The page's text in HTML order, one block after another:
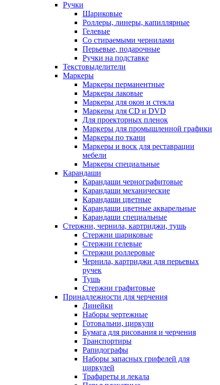
Ручки
Шариковые
Роллеры, линеры, капиллярные
Гелевые
Со стираемыми чернилами
Перьевые, подарочные
Ручки на подставке
Текстовыделители
Маркеры
Маркеры перманентные
Маркеры лаковые
Маркеры для окон и стекла
Маркеры для CD и DVD
Для проекторных пленок
Маркеры для промышленной графики
Маркеры по ткани
Маркеры и воск для реставрации
мебели
Маркеры специальные
Карандаши
Карандаши чернографитовые
Карандаши механические
Карандаши цветные
Карандаши цветные акварельные
Карандаши специальные
Стержни, чернила, картриджи, тушь
Стержни шариковые
Стержни гелевые
Стержни роллеровые
Чернила, картриджи для перьевых
ручек
Тушь
Стержни графитовые
Принадлежности для черчения
Линейки
Наборы чертежные
Готовальни, циркули
Бумага для рисования и черчения
Транспортиры
Рапидографы
Наборы запасных грифелей для
циркулей
Трафареты и лекала